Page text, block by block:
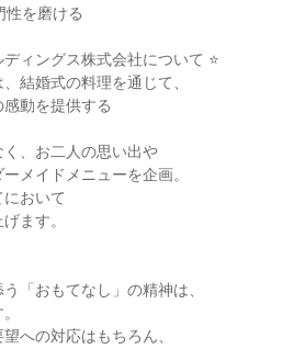
性を磨ける
ィングス株式会社について ⭐
結婚式の料理を通じて、
動を提供する
、お二人の思い出や
メイドメニューを企画。
おいて
ます。
「おもてなし」の精神は、
への対応はもちろん、